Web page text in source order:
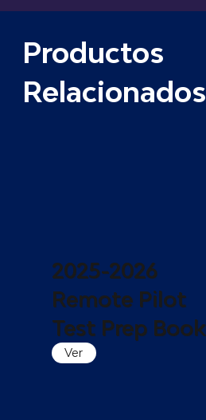
Productos
Relacionados
2025-2026
Remote Pilot
Test Prep Book
Ver